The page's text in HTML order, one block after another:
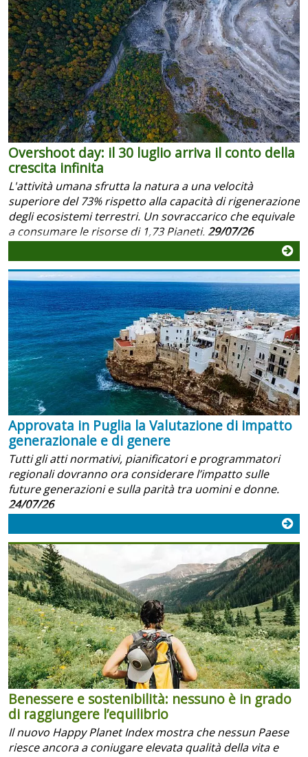
Overshoot day: il 30 luglio arriva il conto della
crescita infinita
L'attività umana sfrutta la natura a una velocità
superiore del 73% rispetto alla capacità di rigenerazione
degli ecosistemi terrestri. Un sovraccarico che equivale
a consumare le risorse di 1,73 Pianeti.29/07/26
Approvata in Puglia la Valutazione di impatto
generazionale e di genere
Tutti gli atti normativi, pianificatori e programmatori
regionali dovranno ora considerare l’impatto sulle
future generazioni e sulla parità tra uomini e donne.
24/07/26
Benessere e sostenibilità: nessuno è in grado
di raggiungere l’equilibrio
Il nuovo Happy Planet Index mostra che nessun Paese
riesce ancora a coniugare elevata qualità della vita e